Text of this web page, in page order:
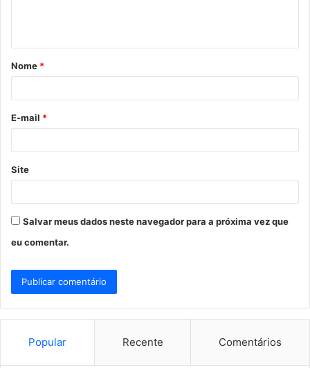
á
r
*
Nome *
E-mail *
Site
Salvar meus dados neste navegador para a próxima vez que
eu comentar.
Popular Recente Comentários